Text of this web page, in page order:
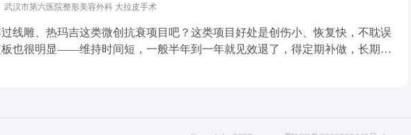
，想做拉皮，第一步也是最关键的一步，就是选对正规医院和靠谱医生，这是
道更多关于MCR复合提升术的问题，可以去官方媒体平台（公众号、百家号、
诊，详细了解。核心。
武汉市第六医院整形美容外科 大拉皮手术
线雕、热玛吉这类微创抗衰项目吧？这类项目好处是创伤小、恢复快，不耽误
也很明显——维持时间短，一般半年到一年就见效退了，得定期补做，长期算
拉皮手术就不一样了，它不是只把表面皮肤拉紧那么简单，核心是通过深层
次手术就能让你摆脱松弛困扰挺久。这么算下来，从长远来看，性价比其实更
体能维持多久，和个人体质、术后护理还有生活习惯都有关系，但总体来说，